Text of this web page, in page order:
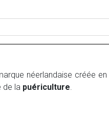
néerlandaise créée
de la puériculture